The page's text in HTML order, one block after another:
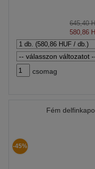
645,40
580,86
csomag
Fém
-45%